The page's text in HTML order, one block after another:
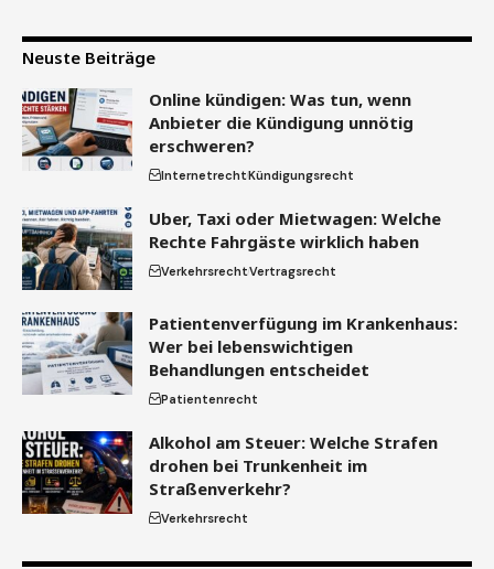
Neuste Beiträge
Online kündigen: Was tun, wenn
Anbieter die Kündigung unnötig
erschweren?
InternetrechtKündigungsrecht
Uber, Taxi oder Mietwagen: Welche
Rechte Fahrgäste wirklich haben
VerkehrsrechtVertragsrecht
Patientenverfügung im Krankenhaus:
Wer bei lebenswichtigen
Behandlungen entscheidet
Patientenrecht
Alkohol am Steuer: Welche Strafen
drohen bei Trunkenheit im
Straßenverkehr?
Verkehrsrecht